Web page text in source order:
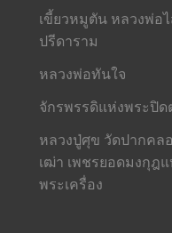
เขี้ยวหมูตัน หลวงพ่อ
ปรีดาราม
หลวงพ่อทันใจ
จักรพรรดิแห่งพระปิด
หลวงปู่ศุข วัดปากคล
เฒ่า เพชรยอดมงกุฎ
พระเครื่อง